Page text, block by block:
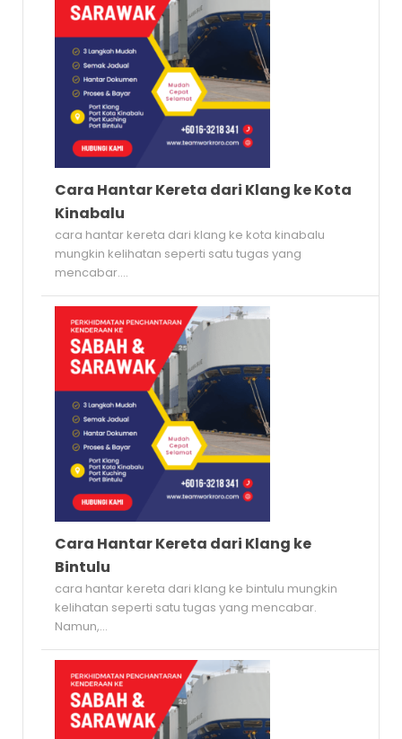
Cara Hantar Kereta dari Klang ke Kota
Kinabalu
cara hantar kereta dari klang ke kota kinabalu
mungkin kelihatan seperti satu tugas yang
mencabar....
Cara Hantar Kereta dari Klang ke
Bintulu
cara hantar kereta dari klang ke bintulu mungkin
kelihatan seperti satu tugas yang mencabar.
Namun,...